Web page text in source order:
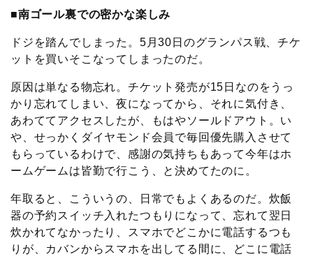
o
k
n
a
t
e
L
n
k
■南ゴール裏での密かな楽しみ
ドジを踏んでしまった。5月30日のグランパス戦、チケ
ットを買いそこなってしまったのだ。
原因は単なる物忘れ。チケット発売が15日なのをうっ
かり忘れてしまい、夜になってから、それに気付き、
あわててアクセスしたが、もはやソールドアウト。い
や、せっかくダイヤモンド会員で毎回優先購入させて
もらっているわけで、感謝の気持ちもあって今年はホ
ームゲームは皆勤で行こう、と決めてたのに。
年取ると、こういうの、日常でもよくあるのだ。炊飯
器の予約スイッチ入れたつもりになって、忘れて翌日
炊かれてなかったり、スマホでどこかに電話するつも
りが、カバンからスマホを出してる間に、どこに電話